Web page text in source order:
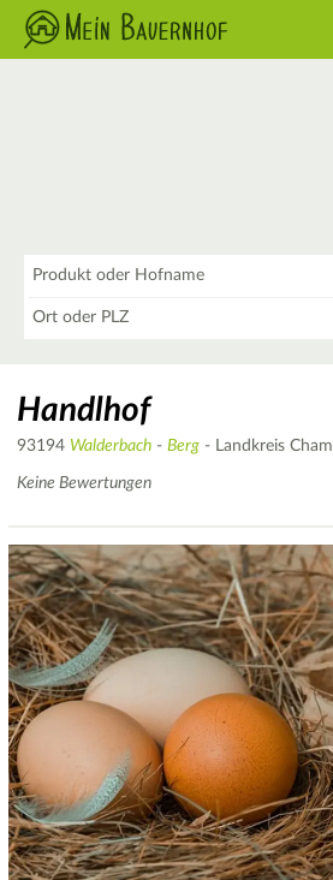
Handlhof
93194 Walderbach - Berg - Landkreis Cham
Keine Bewertungen